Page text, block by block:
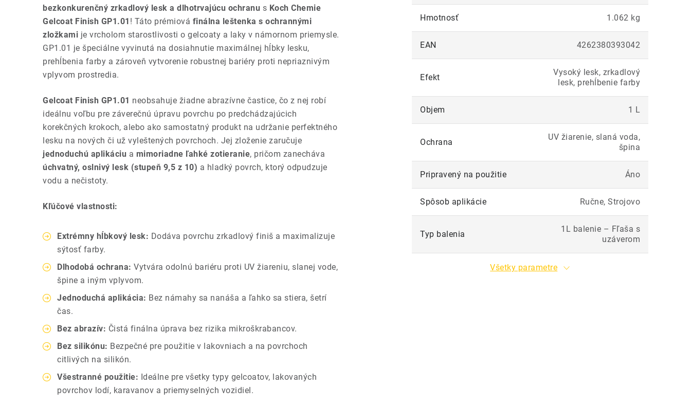
bezkonkurenčný zrkadlový lesk a dlhotrvajúcu ochranu s Koch Chemie
Gelcoat Finish GP1.01 ! Táto prémiová finálna leštenka s ochrannými
zložkami je vrcholom starostlivosti o gelcoaty a laky v námornom priemysle.
GP1.01 je špeciálne vyvinutá na dosiahnutie maximálnej hĺbky lesku,
prehĺbenia farby a zároveň vytvorenie robustnej bariéry proti nepriaznivým
vplyvom prostredia.
Gelcoat Finish GP1.01 neobsahuje žiadne abrazívne častice, čo z nej robí
ideálnu voľbu pre záverečnú úpravu povrchu po predchádzajúcich
korekčných krokoch, alebo ako samostatný produkt na udržanie perfektného
lesku na nových či už vyleštených povrchoch. Jej zloženie zaručuje
jednoduchú aplikáciu a mimoriadne ľahké zotieranie, pričom zanecháva
úchvatný, oslnivý lesk (stupeň 9,5 z 10) a hladký povrch, ktorý odpudzuje
vodu a nečistoty.
Kľúčové vlastnosti:
Extrémny hĺbkový lesk: Dodáva povrchu zrkadlový finiš a maximalizuje
sýtosť farby.
Dlhodobá ochrana: Vytvára odolnú bariéru proti UV žiareniu, slanej vode,
špine a iným vplyvom.
Jednoduchá aplikácia: Bez námahy sa nanáša a ľahko sa stiera, šetrí
čas.
Bez abrazív: Čistá finálna úprava bez rizika mikroškrabancov.
Bez silikónu: Bezpečné pre použitie v lakovniach a na povrchoch
citlivých na silikón.
Všestranné použitie: Ideálne pre všetky typy gelcoatov, lakovaných
povrchov lodí, karavanov a priemyselných vozidiel.
Hmotnosť 1.062 kg
EAN 4262380393042
Efekt
Vysoký lesk, zrkadlový
lesk, prehĺbenie farby
Objem 1 L
Ochrana
UV žiarenie, slaná voda,
špina
Pripravený na použitie Áno
Spôsob aplikácie Ručne, Strojovo
Typ balenia
1L balenie – Fľaša s
uzáverom
Všetky parametre